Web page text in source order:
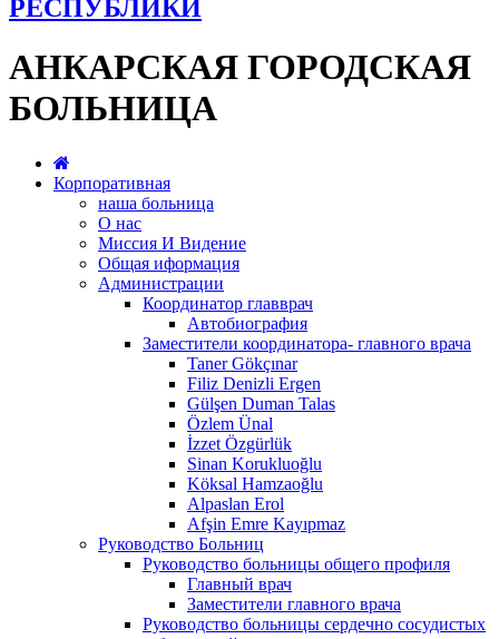
РЕСПУБЛИКИ
АНКАРСКАЯ ГОРОДСКАЯ
БОЛЬНИЦА
Корпоративная
наша больница
О нас
Миссия И Видение
Общая иформация
Администрации
Координатор главврач
Автобиография
Заместители координатора- главного врача
Taner Gökçınar
Filiz Denizli Ergen
Gülşen Duman Talas
Özlem Ünal
İzzet Özgürlük
Sinan Korukluoğlu
Köksal Hamzaoğlu
Alpaslan Erol
Afşin Emre Kayıpmaz
Руководство Больниц
Руководство больницы общего профиля
Главный врач
Заместители главного врача
Руководство больницы сердечно сосудистых